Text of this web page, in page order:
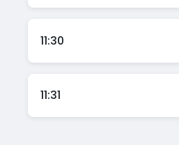
11:30
11:31